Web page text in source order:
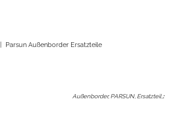
Parsun Außenborder Ersatzteile
Außenborder, PARSUN, Ersatzteil, :